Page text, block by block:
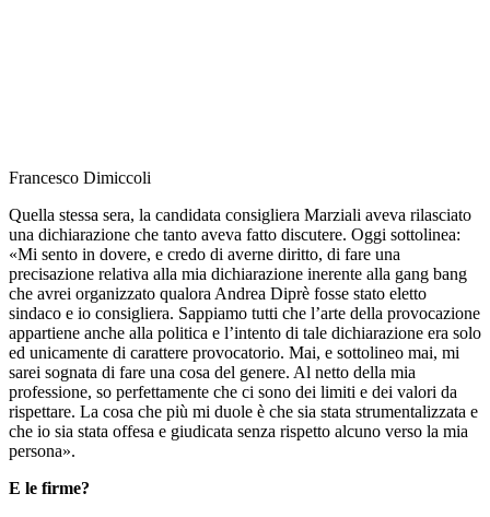
Francesco Dimiccoli
Quella stessa sera, la candidata consigliera Marziali aveva rilasciato
una dichiarazione che tanto aveva fatto discutere. Oggi sottolinea:
«Mi sento in dovere, e credo di averne diritto, di fare una
precisazione relativa alla mia dichiarazione inerente alla gang bang
che avrei organizzato qualora Andrea Diprè fosse stato eletto
sindaco e io consigliera. Sappiamo tutti che l’arte della provocazione
appartiene anche alla politica e l’intento di tale dichiarazione era solo
ed unicamente di carattere provocatorio. Mai, e sottolineo mai, mi
sarei sognata di fare una cosa del genere. Al netto della mia
professione, so perfettamente che ci sono dei limiti e dei valori da
rispettare. La cosa che più mi duole è che sia stata strumentalizzata e
che io sia stata offesa e giudicata senza rispetto alcuno verso la mia
persona».
E le firme?